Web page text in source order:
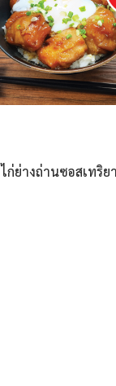
ไก่ย่างถ่านซอสเทริย